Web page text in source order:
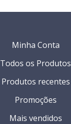
Minha Conta
Todos os Produtos
Produtos recentes
Promoções
Mais vendidos